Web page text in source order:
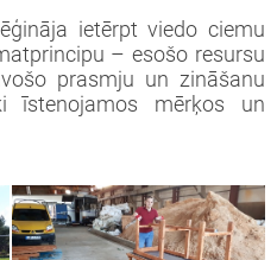
ietērpt viedo ciemu
– esošo resursu
prasmju un zināšanu
īstenojamos mērķos un